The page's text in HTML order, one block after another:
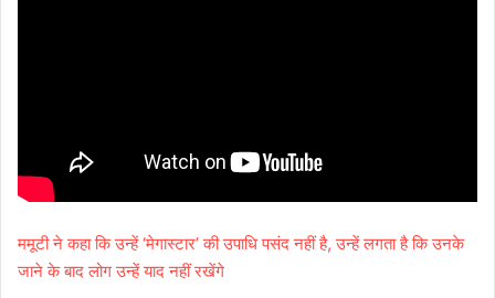
ममूटी ने कहा कि उन्हें ‘मेगास्टार’ की उपाधि पसंद नहीं है, उन्हें लगता है कि उनके
जाने के बाद लोग उन्हें याद नहीं रखेंगे